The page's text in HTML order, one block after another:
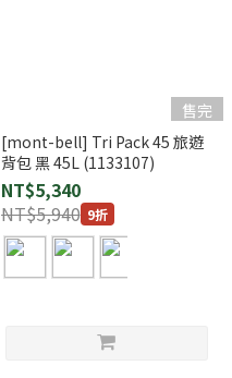
售完
[mont-bell] Tri Pack 45 旅遊
背包 黑 45L (1133107)
NT$5,340
NT$5,940 9折